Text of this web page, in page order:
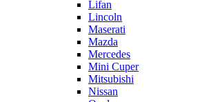
Lifan
Lincoln
Maserati
Mazda
Mercedes
Mini Cuper
Mitsubishi
Nissan